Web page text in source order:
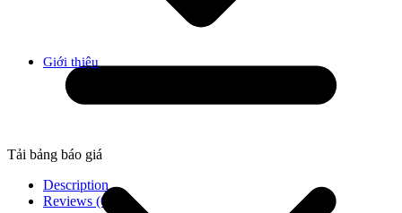
Giới thiệu
Tải bảng báo giá
Description
Reviews (0)